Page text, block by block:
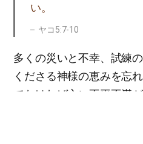
い。
ヤコ5:7-10
多くの災いと不幸、試練
くださる神様の恵みを忘
でなければ心に不平不満